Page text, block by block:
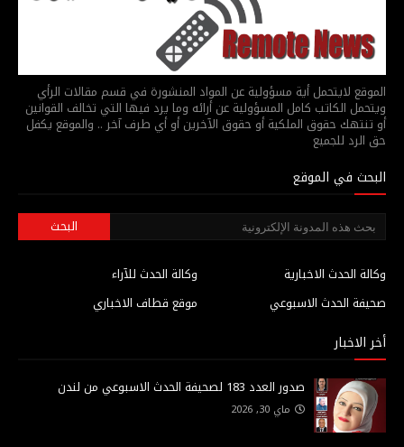
الموقع لايتحمل أية مسؤولية عن المواد المنشورة في قسم مقالات الرأي
ويتحمل الكاتب كامل المسؤولية عن أرائه وما يرد فيها التي تخالف القوانين
أو تنتهك حقوق الملكية أو حقوق الآخرين أو أي طرف آخر .. والموقع يكفل
حق الرد للجميع
البحث في الموقع
وكالة الحدث للآراء
وكالة الحدث الاخبارية
موقع قطاف الاخباري
صحيفة الحدث الاسبوعي
أخر الاخبار
صدور العدد 183 لصحيفة الحدث الاسبوعي من لندن
ماي 30, 2026